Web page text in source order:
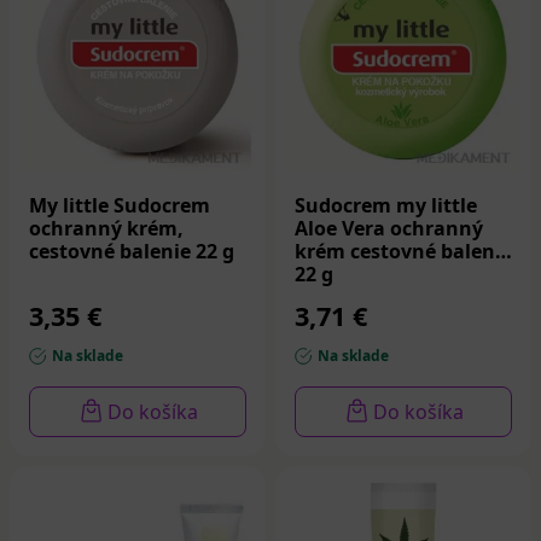
Nosenie vhodného oblečenia a obuvi, ktoré
minimalizuje trenie a nevyvoláva nadmerné
potenie.
Udržiavanie pokožky v suchu a čistote, najmä v
oblastiach s väčšou pravdepodobnosťou výskytu k
My little Sudocrem
ochranný krém,
cestovné balenie 22 g
3,35 €
Na sklade
Do košíka
Sudocrem my little
Aloe Vera ochranný
krém cestovné balenie
22 g
3,71 €
Na sklade
Do košíka